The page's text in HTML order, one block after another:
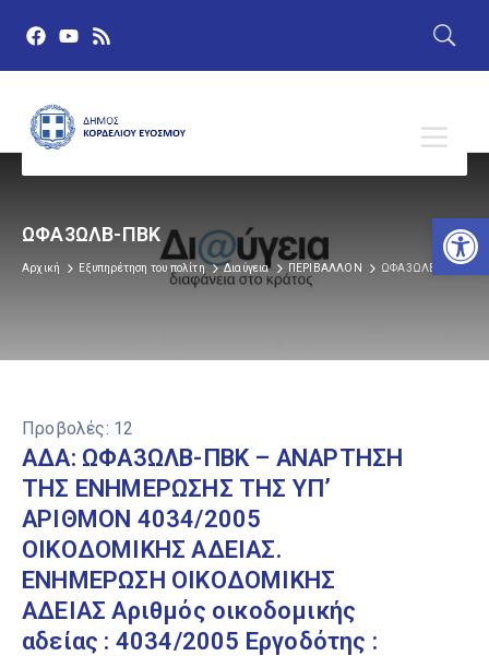
ΩΦΑ3ΩΛΒ-ΠΒΚ
Αρχική Εξυπηρέτηση του πολίτη Διαύγεια ΠΕΡΙΒΑΛΛΟΝ ΩΦΑ3ΩΛΒ-ΠΒΚ
Προβολές: 12
ΑΔΑ: ΩΦΑ3ΩΛΒ-ΠΒΚ – ΑΝΑΡΤΗΣΗ
ΤΗΣ ΕΝΗΜΕΡΩΣΗΣ ΤΗΣ ΥΠ’
ΑΡΙΘΜΟΝ 4034/2005
ΟΙΚΟΔΟΜΙΚΗΣ ΑΔΕΙΑΣ.
ΕΝΗΜΕΡΩΣΗ ΟΙΚΟΔΟΜΙΚΗΣ
ΑΔΕΙΑΣ Αριθμός οικοδομικής
αδείας : 4034/2005 Εργοδότης :